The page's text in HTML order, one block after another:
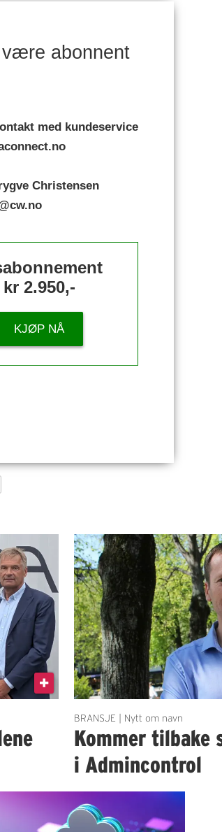
abonnent
med kundeservice
Christensen
kr 2.950,-
KJØP NÅ
BRANSJE | Nytt om navn
Kommer tilbake
i Admincontrol